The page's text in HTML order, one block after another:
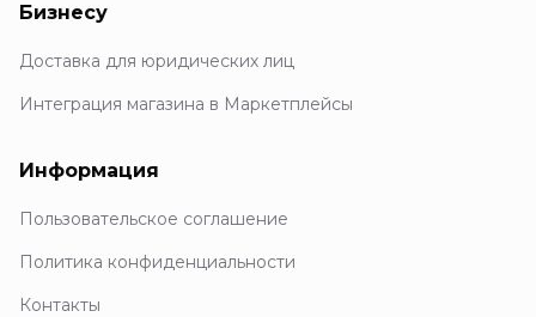
Бизнесу
Доставка для юридических лиц
Интеграция магазина в Маркетплейсы
Информация
Пользовательское соглашение
Политика конфиденциальности
Контакты